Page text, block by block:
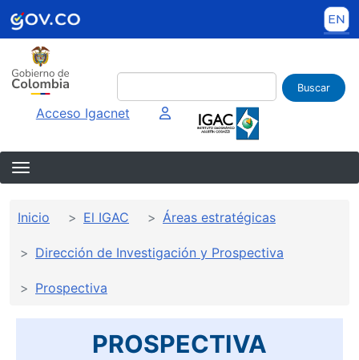
Pasar al contenido principal
Buscar
Acceso Igacnet Imagen interna
Sobrescribir enlaces de ayuda a la
Inicio El IGAC Áreas estratégicas
Dirección de Investigación y Prospectiva
Prospectiva
PROSPECTIVA